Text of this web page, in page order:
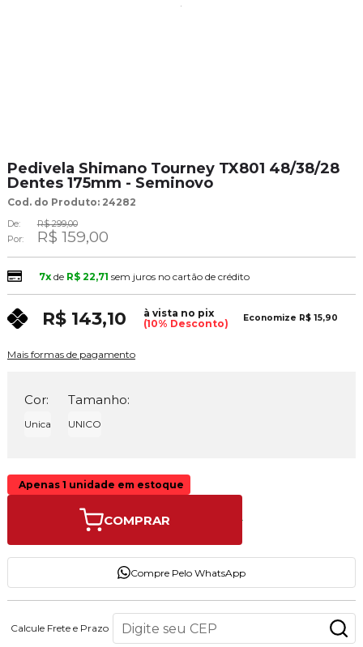
Pedivela Shimano Tourney TX801 48/38/28
Dentes 175mm - Seminovo
Cod. do Produto: 24282
De:
R$ 299,00
Por:
R$ 159,00
7xde R$ 22,71 sem juros no cartão de crédito
R$ 143,10
à vista no pix
(10% Desconto)
Economize R$ 15,90
Mais formas de pagamento
Cor:
Unica
Tamanho:
UNICO
Apenas 1 unidade em estoque
COMPRAR
Compre Pelo WhatsApp
Calcule Frete e Prazo